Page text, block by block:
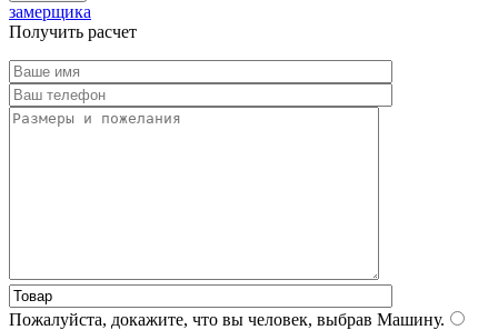
замерщика
Получить расчет
Пожалуйста, докажите, что вы человек, выбрав Машину.